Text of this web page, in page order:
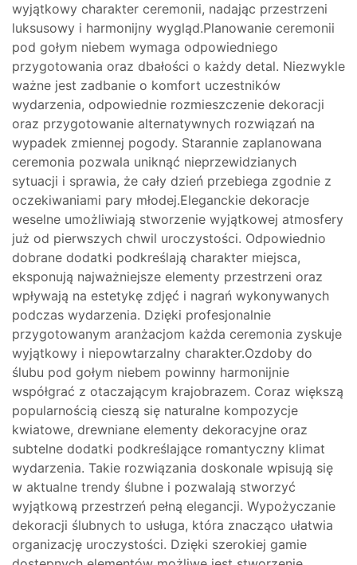
wyjątkowy charakter ceremonii, nadając przestrzeni
luksusowy i harmonijny wygląd.Planowanie ceremonii
pod gołym niebem wymaga odpowiedniego
przygotowania oraz dbałości o każdy detal. Niezwykle
ważne jest zadbanie o komfort uczestników
wydarzenia, odpowiednie rozmieszczenie dekoracji
oraz przygotowanie alternatywnych rozwiązań na
wypadek zmiennej pogody. Starannie zaplanowana
ceremonia pozwala uniknąć nieprzewidzianych
sytuacji i sprawia, że cały dzień przebiega zgodnie z
oczekiwaniami pary młodej.Eleganckie dekoracje
weselne umożliwiają stworzenie wyjątkowej atmosfery
już od pierwszych chwil uroczystości. Odpowiednio
dobrane dodatki podkreślają charakter miejsca,
eksponują najważniejsze elementy przestrzeni oraz
wpływają na estetykę zdjęć i nagrań wykonywanych
podczas wydarzenia. Dzięki profesjonalnie
przygotowanym aranżacjom każda ceremonia zyskuje
wyjątkowy i niepowtarzalny charakter.Ozdoby do
ślubu pod gołym niebem powinny harmonijnie
współgrać z otaczającym krajobrazem. Coraz większą
popularnością cieszą się naturalne kompozycje
kwiatowe, drewniane elementy dekoracyjne oraz
subtelne dodatki podkreślające romantyczny klimat
wydarzenia. Takie rozwiązania doskonale wpisują się
w aktualne trendy ślubne i pozwalają stworzyć
wyjątkową przestrzeń pełną elegancji. Wypożyczanie
dekoracji ślubnych to usługa, która znacząco ułatwia
organizację uroczystości. Dzięki szerokiej gamie